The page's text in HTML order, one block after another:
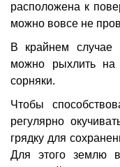
расположена к
можно вовсе не
В крайнем случае
можно рыхлить
сорняки.
Чтобы
регулярно
грядку для
Для этого землю